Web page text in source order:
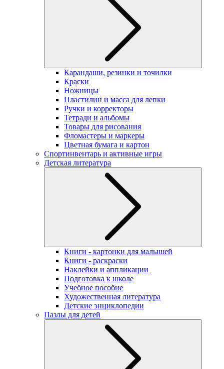
Карандаши, резинки и точилки
Краски
Ножницы
Пластилин и масса для лепки
Ручки и корректоры
Тетради и альбомы
Товары для рисования
Фломастеры и маркеры
Цветная бумага и картон
Спортинвентарь и активные игры
Детская литература
Книги - картонки для малышей
Книги - раскраски
Наклейки и аппликации
Подготовка к школе
Учебное пособие
Художественная литература
Детские энциклопедии
Пазлы для детей